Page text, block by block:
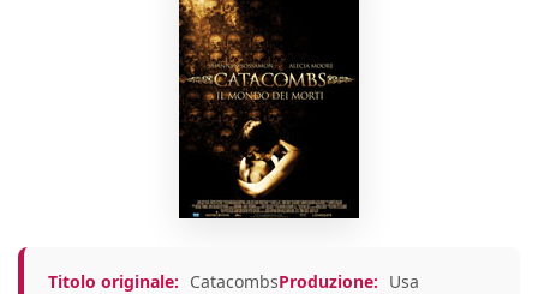
Titolo originale: CatacombsProduzione: Usa